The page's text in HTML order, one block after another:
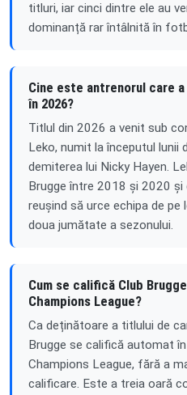
titluri, iar cinci dintre ele au
dominanță rar întâlnită în
Cine este antrenorul care
în 2026?
Titlul din 2026 a venit sub
Leko, numit la începutul lunii
demiterea lui Nicky Hayen.
Brugge între 2018 și 2020 și
reușind să urce echipa de
doua jumătate a sezonului.
Cum se califică Club
Champions League?
Ca deținătoare a titlului de
Brugge se califică automat
Champions League, fără a
calificare. Este a treia oară